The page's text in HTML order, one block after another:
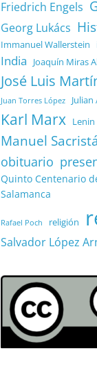
Friedrich Engels
Georg Lukács
Immanuel Wallerstein
India Joaquín Miras
José Luis
Juan Torres López Julian
Karl Marx Lenin
Manuel
obituario
Quinto Centenario
Salamanca
Rafael Poch religión
Salvador López